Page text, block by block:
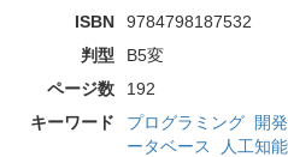
ISBN
9784798187532
判型
B5変
ページ数
192
キーワード
プログラミング 開
ータベース
人工知